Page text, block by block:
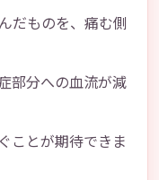
だものを、痛む側
部分への血流が減
ことが期待できま